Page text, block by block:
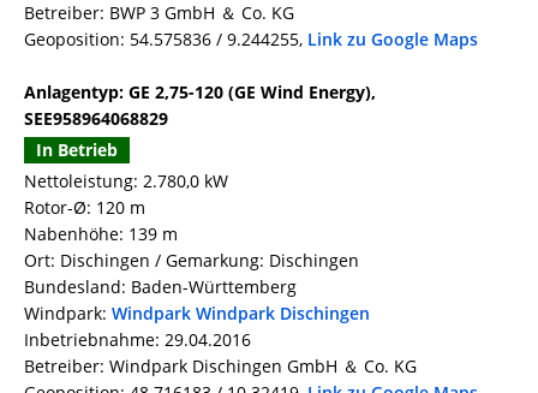
Betreiber: BWP 3 GmbH ＆ Co. KG
Geoposition: 54.575836 / 9.244255, Link zu Google Maps
Anlagentyp: GE 2,75-120 (GE Wind Energy),
SEE958964068829
In Betrieb
Nettoleistung: 2.780,0 kW
Rotor-Ø: 120 m
Nabenhöhe: 139 m
Ort: Dischingen / Gemarkung: Dischingen
Bundesland: Baden-Württemberg
Windpark: Windpark Windpark Dischingen
Inbetriebnahme: 29.04.2016
Betreiber: Windpark Dischingen GmbH ＆ Co. KG